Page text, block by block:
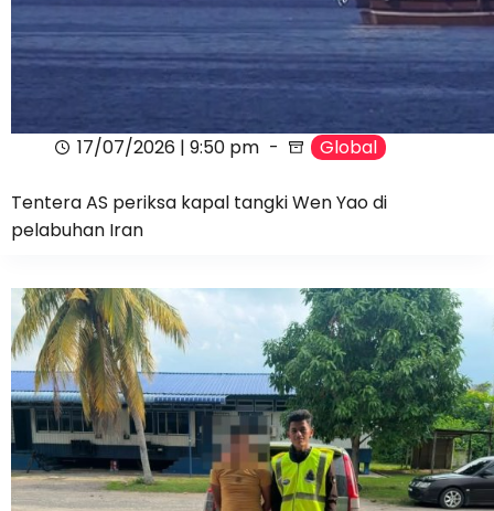
17/07/2026 | 9:50 pm Global
Tentera AS periksa kapal tangki Wen Yao di
pelabuhan Iran